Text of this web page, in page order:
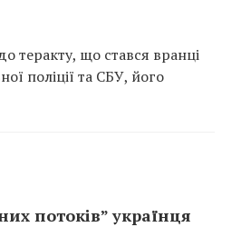
теракту, що стався вранці
поліції та СБУ, його
потоків” українця